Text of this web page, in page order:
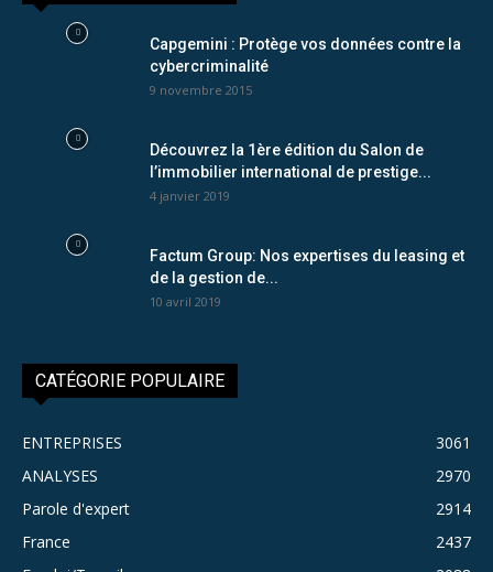
Capgemini : Protège vos données contre la
cybercriminalité
9 novembre 2015
Découvrez la 1ère édition du Salon de
l’immobilier international de prestige...
4 janvier 2019
Factum Group: Nos expertises du leasing et
de la gestion de...
10 avril 2019
CATÉGORIE POPULAIRE
ENTREPRISES
3061
ANALYSES
2970
Parole d'expert
2914
France
2437